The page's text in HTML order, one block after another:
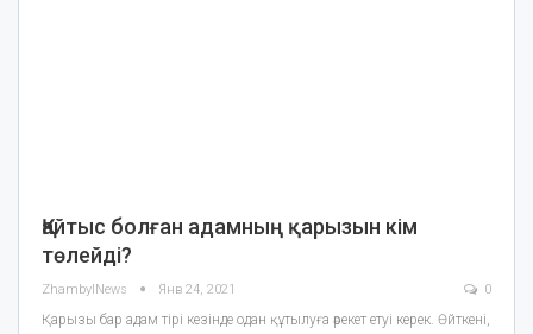
Қайтыс болған адамның қарызын кім
төлейді?
ZhambylNews Янв 24, 2021 0
Қарызы бар адам тірі кезінде одан құтылуға әрекет етуі керек. Өйткені,